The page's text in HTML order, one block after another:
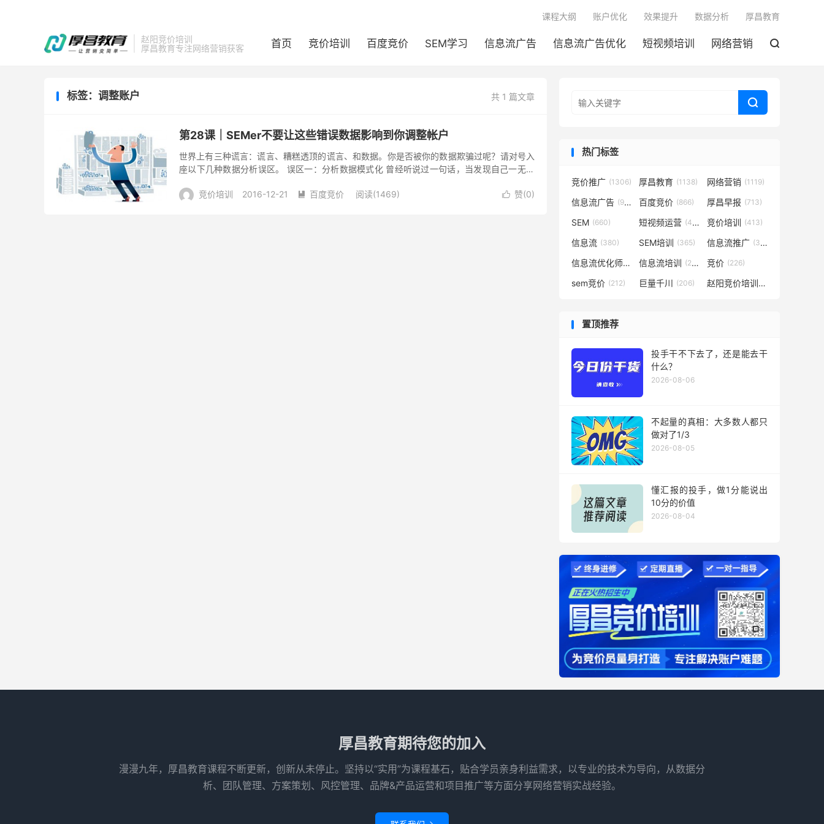
赵阳竞价培训
厚昌教育专注网络营销获客
首页 竞价培训 百度竞价 SEM学习 信息流广告 信息流广告优化 短视频培训 网络营销 
课程大纲 账户优化 效果提升 数据分析 厚昌教育
共 1 篇文章
标签：调整账户
第28课｜SEMer不要让这些错误数据影响到你调整帐户
世界上有三种谎言：谎言、糟糕透顶的谎言、和数据。你是否被你的数据欺骗过呢？请对号入
座以下几种数据分析误区。 误区一：分析数据模式化 曾经听说过一句话，当发现自己一无所
 赞(0)
竞价培训 2016-12-21  百度竞价 阅读(1469)

热门标签
竞价推广 (1306) 厚昌教育 (1138) 网络营销 (1119)
信息流广告 (932) 百度竞价 (866) 厚昌早报 (713)
SEM (660) 短视频运营 (431) 竞价培训 (413)
信息流 (380) SEM培训 (365) 信息流推广 (350)
信息流优化师(291)信息流培训 (281) 竞价 (226)
sem竞价 (212) 巨量千川 (206) 赵阳竞价培训(194)
置顶推荐
投手干不下去了，还是能去干
什么？
2026-08-06
不起量的真相：大多数人都只
做对了1/3
2026-08-05
懂汇报的投手，做1分能说出
10分的价值
2026-08-04
厚昌教育期待您的加入
漫漫九年，厚昌教育课程不断更新，创新从未停止。坚持以“实用”为课程基石，贴合学员亲身利益需求，以专业的技术为导向，从数据分
析、团队管理、方案策划、风控管理、品牌&产品运营和项目推广等方面分享网络营销实战经验。